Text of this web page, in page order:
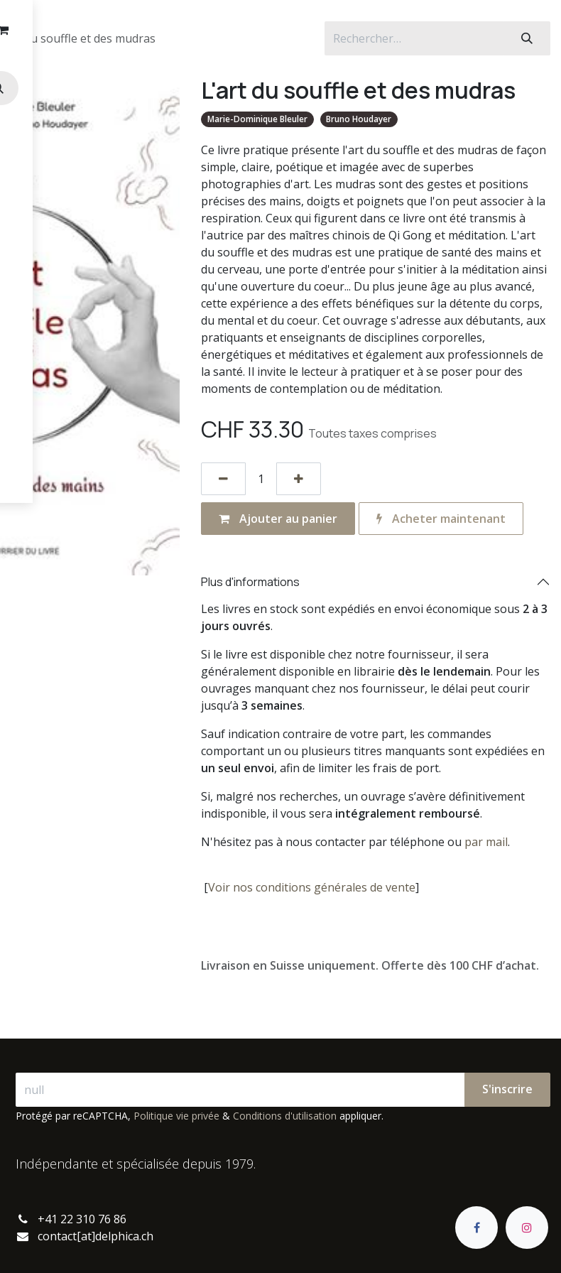
L'art du souffle et des mudras
L'art du souffle et des mudras
Marie-Dominique Bleuler Bruno Houdayer
Ce livre pratique présente l'art du souffle et des mudras de façon
simple, claire, poétique et imagée avec de superbes
photographies d'art. Les mudras sont des gestes et positions
précises des mains, doigts et poignets que l'on peut associer à la
respiration. Ceux qui figurent dans ce livre ont été transmis à
l'autrice par des maîtres chinois de Qi Gong et méditation. L'art
du souffle et des mudras est une pratique de santé des mains et
du cerveau, une porte d'entrée pour s'initier à la méditation ainsi
qu'une ouverture du coeur... Du plus jeune âge au plus avancé,
cette expérience a des effets bénéfiques sur la détente du corps,
du mental et du coeur. Cet ouvrage s'adresse aux débutants, aux
pratiquants et enseignants de disciplines corporelles,
énergétiques et méditatives et également aux professionnels de
la santé. Il invite le lecteur à pratiquer et à se poser pour des
moments de contemplation ou de méditation.
CHF33.30 Toutes taxes comprises
Ajouter au panier Acheter maintenant
Plus d'informations
Les livres en stock sont expédiés en envoi économique sous 2 à 3
jours ouvrés.
Si le livre est disponible chez notre fournisseur, il sera
généralement disponible en librairie dès le lendemain. Pour les
ouvrages manquant chez nos fournisseur, le délai peut courir
jusqu’à 3 semaines.
Sauf indication contraire de votre part, les commandes
comportant un ou plusieurs titres manquants sont expédiées en
un seul envoi, afin de limiter les frais de port.
Si, malgré nos recherches, un ouvrage s’avère définitivement
indisponible, il vous sera intégralement remboursé.
N'hésitez pas à nous contacter par téléphone ou par mail.
[Voir nos conditions générales de vente]
Livraison en Suisse uniquement. Offerte dès 100 CHF d’achat.
S'inscrire
Protégé par reCAPTCHA, Politique vie privée & Conditions d'utilisation appliquer.
Indépendante et spécialisée depuis 1979.
+41 22 310 76 86
contact[at]delphica.ch